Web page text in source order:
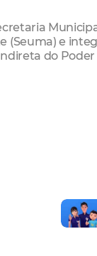
(Seuma) e
do